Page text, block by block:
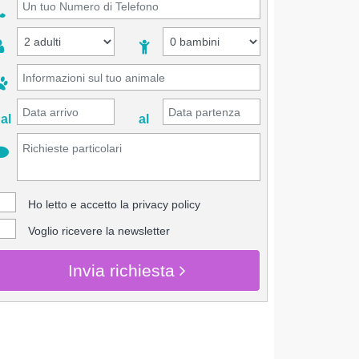
al
Ho letto e accetto la privacy policy
Voglio ricevere la newsletter
Invia richiesta